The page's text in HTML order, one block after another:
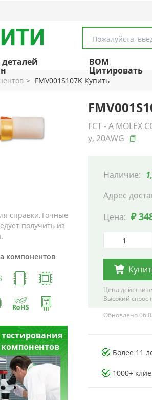
Пожалуйста,
BOM
Цитировать
FMV001S107K Купить
справки.Точные
получить из
компонентов
электронных
FCT - A MOLEX
y, 20AWG
Наличие:
Адрес
Цена: ₽
Цена
Высокий спрос
Обновлено
Более 11
1000+